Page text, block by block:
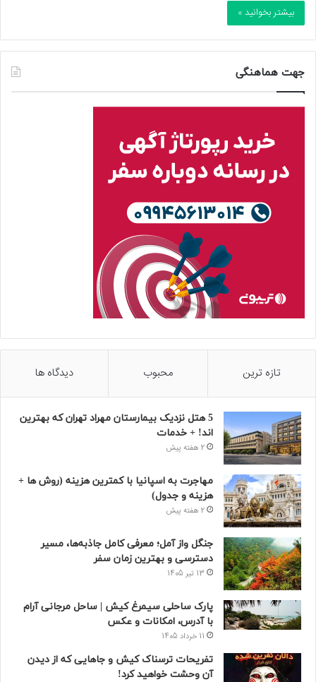
بیشتر بخوانید »
جهت هماهنگی
تازه ترین محبوب دیدگاه ها
5 هتل نزدیک بیمارستان مهراد تهران که بهترین‌
اند! + خدمات
2 هفته پیش
مهاجرت به اسپانیا با کمترین هزینه (روش ها +
هزینه و جدول)
2 هفته پیش
جنگل واز آمل؛ معرفی کامل جاذبه‌ها، مسیر
دسترسی و بهترین زمان سفر
13 تیر 1405
پارک ساحلی سیمرغ کیش | ساحل مرجانی آرام
با آدرس، امکانات و عکس
11 خرداد 1405
تفریحات ترسناک کیش و جاهایی که از دیدن
آن وحشت خواهید کرد!